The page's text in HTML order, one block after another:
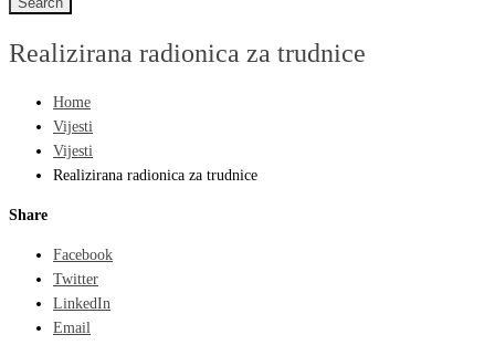
Realizirana radionica za trudnice
Home
Vijesti
Vijesti
Realizirana radionica za trudnice
Share
Facebook
Twitter
LinkedIn
Email